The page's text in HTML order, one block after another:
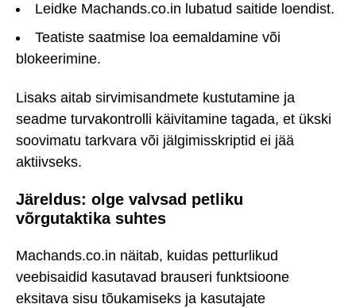
Leidke Machands.co.in lubatud saitide loendist.
Teatiste saatmise loa eemaldamine või
blokeerimine.
Lisaks aitab sirvimisandmete kustutamine ja
seadme turvakontrolli käivitamine tagada, et ükski
soovimatu tarkvara või jälgimisskriptid ei jää
aktiivseks.
Järeldus: olge valvsad petliku
võrgutaktika suhtes
Machands.co.in näitab, kuidas petturlikud
veebisaidid kasutavad brauseri funktsioone
eksitava sisu tõukamiseks ja kasutajate